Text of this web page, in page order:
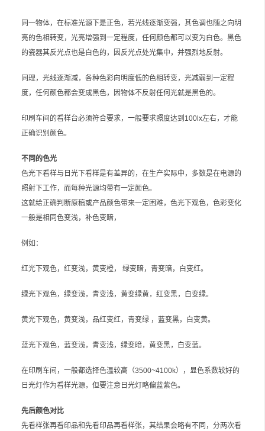
同一物体，在标准光源下是正色，若光线逐渐变强，其色调也随之向明
亮的色相转变，光亮增强到一定程度，任何颜色都可以变为白色。黑色
的瓷器其反光点也是白色的，因反光点处光集中，并强烈地反射。
同理，光线逐渐减，各种色彩向明度低的色相转变，光减弱到一定程
度，任何颜色都会变成黑色，因物体不反射任何光就是黑色的。
印刷车间的看样台必须符合要求，一般要求照度达到100lx左右，才能
正确识别颜色。
不同的色光
色光下看样与日光下看样是有差异的，在生产实际中，多数是在电源的
照射下工作，而每种光源均带有一定颜色。
这就给正确判断原稿或产品颜色带来一定困难，色光下观色，色彩变化
一般是相同色变浅，补色变暗，
例如：
红光下观色，红变浅，黄变橙， 绿变暗，青变暗，白变红。
绿光下观色，绿变浅，青变浅，黄变绿黄，红变黑，白变绿。
黄光下观色，黄变浅，品红变红，青变绿 ，蓝变黑，白变黄。
蓝光下观色，蓝变浅，青变浅，绿变暗，黄变黑，白变蓝。
在印刷车间，一般都选择色温较高（3500~4100k），显色系数较好的
日光灯作为看样光源，但要注意日光灯略偏蓝紫色。
先后颜色对比
先看样张再看印品和先看印品再看样张，其结果会略有不同，分两次看